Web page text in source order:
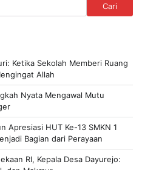
Cari
Ketika Sekolah Memberi Ruang
Allah
Nyata Mengawal Mutu
Apresiasi HUT Ke-13 SMKN 1
Bagian dari Perayaan
RI, Kepala Desa Dayurejo: